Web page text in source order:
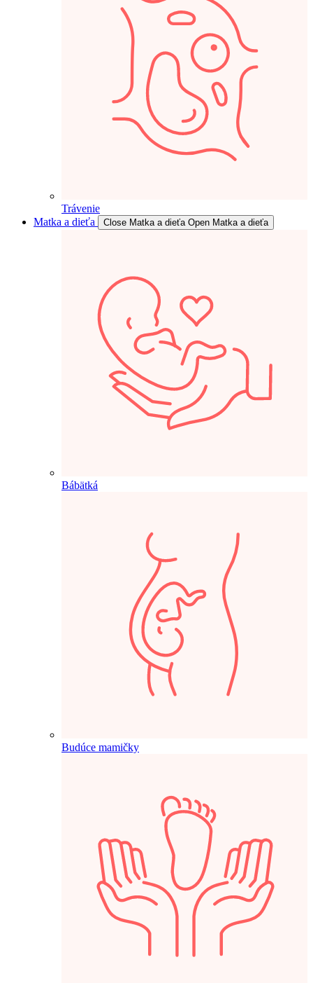
Trávenie
Matka a dieťa
Close Matka a dieťa Open Matka a dieťa
Bábätká
Budúce mamičky